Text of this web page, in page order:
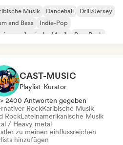
Musik Dancehall
Drill/Jersey
and Bass
Indie-Pop
Musik
Pop-Punk
CAST-MUSIC
Playlist-Kurator
> 2400 Antworten gegeben
RockKaribische Musik
RockLateinamerikanische Musik
/ Heavy metal
zu meinen einflussreichen
hinzufügen